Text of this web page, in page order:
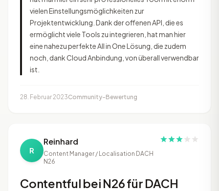
vielen Einstellungsmöglichkeiten zur
Projektentwicklung. Dank der offenen API, die es
ermöglicht viele Tools zu integrieren, hat man hier
eine nahezu perfekte All in One Lösung, die zudem
noch, dank Cloud Anbindung, von überall verwendbar
ist.
28. Februar 2023Community-Bewertung
R
Reinhard
Content Manager / Localisation DACH
N26
Contentful bei N26 für DACH